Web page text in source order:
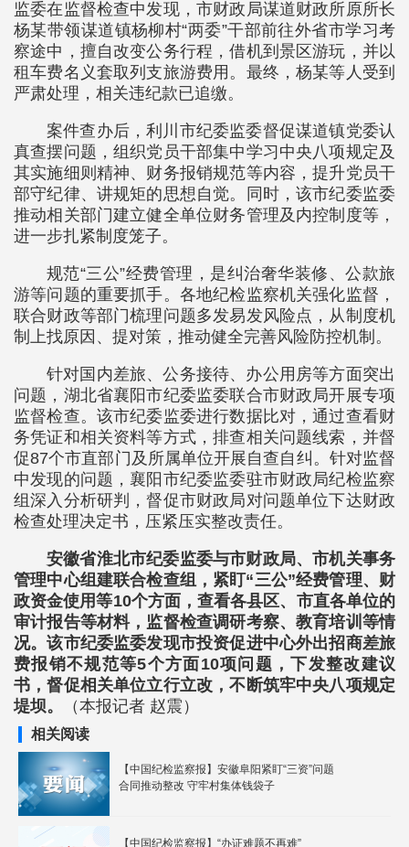
监委在监督检查中发现，市财政局谋道财政所原所长
杨某带领谋道镇杨柳村“两委”干部前往外省市学习考
察途中，擅自改变公务行程，借机到景区游玩，并以
租车费名义套取列支旅游费用。最终，杨某等人受到
严肃处理，相关违纪款已追缴。
案件查办后，利川市纪委监委督促谋道镇党委认
真查摆问题，组织党员干部集中学习中央八项规定及
其实施细则精神、财务报销规范等内容，提升党员干
部守纪律、讲规矩的思想自觉。同时，该市纪委监委
推动相关部门建立健全单位财务管理及内控制度等，
进一步扎紧制度笼子。
规范“三公”经费管理，是纠治奢华装修、公款旅
游等问题的重要抓手。各地纪检监察机关强化监督，
联合财政等部门梳理问题多发易发风险点，从制度机
制上找原因、提对策，推动健全完善风险防控机制。
针对国内差旅、公务接待、办公用房等方面突出
问题，湖北省襄阳市纪委监委联合市财政局开展专项
监督检查。该市纪委监委进行数据比对，通过查看财
务凭证和相关资料等方式，排查相关问题线索，并督
促87个市直部门及所属单位开展自查自纠。针对监督
中发现的问题，襄阳市纪委监委驻市财政局纪检监察
组深入分析研判，督促市财政局对问题单位下达财政
检查处理决定书，压紧压实整改责任。
安徽省淮北市纪委监委与市财政局、市机关事务
管理中心组建联合检查组，紧盯“三公”经费管理、财
政资金使用等10个方面，查看各县区、市直各单位的
审计报告等材料，监督检查调研考察、教育培训等情
况。该市纪委监委发现市投资促进中心外出招商差旅
费报销不规范等5个方面10项问题，下发整改建议
书，督促相关单位立行立改，不断筑牢中央八项规定
堤坝。
（本报记者 赵震）
相关阅读
【中国纪检监察报】安徽阜阳紧盯“三资”问题
合同推动整改 守牢村集体钱袋子
【中国纪检监察报】“办证难题不再难”